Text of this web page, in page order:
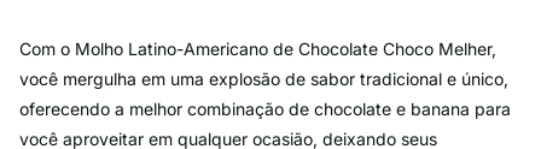
Com o Molho Latino-Americano de Chocolate Choco Melher,
você mergulha em uma explosão de sabor tradicional e único,
oferecendo a melhor combinação de chocolate e banana para
você aproveitar em qualquer ocasião, deixando seus